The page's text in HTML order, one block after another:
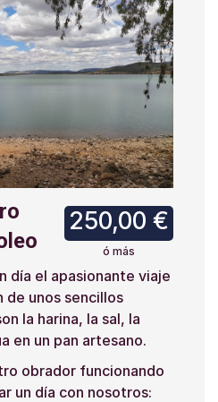
250,00 €
ó más
día el apasionante viaje
de unos sencillos
la harina, la sal, la
en un pan artesano.
obrador funcionando
un día con nosotros: